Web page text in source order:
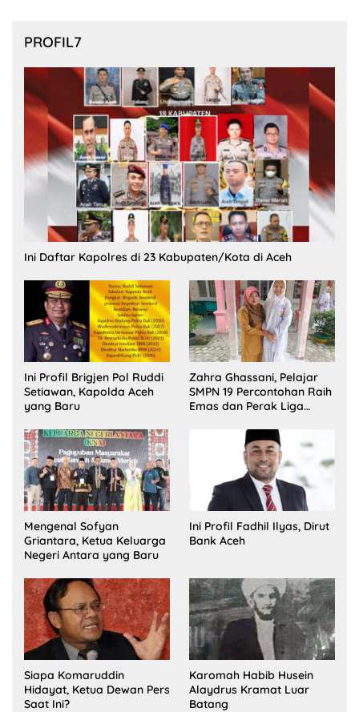
PROFIL7
Ini Daftar Kapolres di 23 Kabupaten/Kota di Aceh
Ini Profil Brigjen Pol Ruddi
Setiawan, Kapolda Aceh
yang Baru
Zahra Ghassani, Pelajar
SMPN 19 Percontohan Raih
Emas dan Perak Liga
Mengenal Sofyan
Griantara, Ketua Keluarga
Negeri Antara yang Baru
Ini Profil Fadhil Ilyas, Dirut
Bank Aceh
Siapa Komaruddin
Hidayat, Ketua Dewan Pers
Saat Ini?
Karomah Habib Husein
Alaydrus Kramat Luar
Batang